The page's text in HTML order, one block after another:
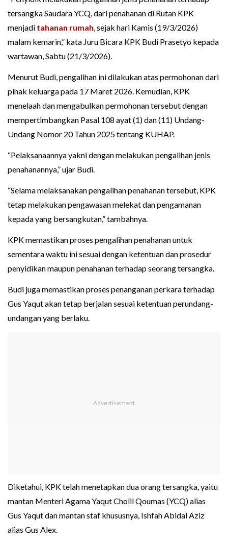
tersangka Saudara YCQ, dari penahanan di Rutan KPK
menjadi tahanan rumah, sejak hari Kamis (19/3/2026)
malam kemarin,” kata Juru Bicara KPK Budi Prasetyo kepada
wartawan, Sabtu (21/3/2026).
Menurut Budi, pengalihan ini dilakukan atas permohonan dari
pihak keluarga pada 17 Maret 2026. Kemudian, KPK
menelaah dan mengabulkan permohonan tersebut dengan
mempertimbangkan Pasal 108 ayat (1) dan (11) Undang-
Undang Nomor 20 Tahun 2025 tentang KUHAP.
“Pelaksanaannya yakni dengan melakukan pengalihan jenis
penahanannya,” ujar Budi.
“Selama melaksanakan pengalihan penahanan tersebut, KPK
tetap melakukan pengawasan melekat dan pengamanan
kepada yang bersangkutan,” tambahnya.
KPK memastikan proses pengalihan penahanan untuk
sementara waktu ini sesuai dengan ketentuan dan prosedur
penyidikan maupun penahanan terhadap seorang tersangka.
Budi juga memastikan proses penanganan perkara terhadap
Gus Yaqut akan tetap berjalan sesuai ketentuan perundang-
undangan yang berlaku.
Diketahui, KPK telah menetapkan dua orang tersangka, yaitu
mantan Menteri Agama Yaqut Cholil Qoumas (YCQ) alias
Gus Yaqut dan mantan staf khususnya, Ishfah Abidal Aziz
alias Gus Alex.